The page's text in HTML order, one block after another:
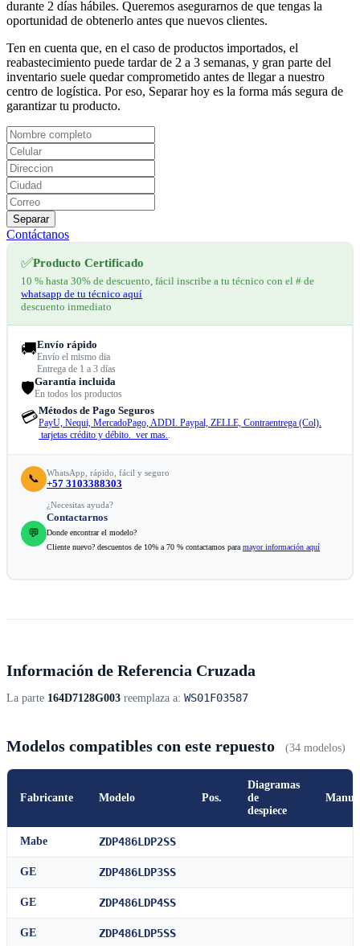
durante 2 días hábiles. Queremos asegurarnos de que tengas la
oportunidad de obtenerlo antes que nuevos clientes.
Ten en cuenta que, en el caso de productos importados, el
reabastecimiento puede tardar de 2 a 3 semanas, y gran parte del
inventario suele quedar comprometido antes de llegar a nuestro
centro de logística. Por eso, Separar hoy es la forma más segura de
garantizar tu producto.
Separar
Contáctanos
✅Producto Certificado
10 % hasta 30% de descuento, fácil inscribe a tu técnico con el # de
whatsapp de tu técnico aquí
descuento inmediato
🚚Envío rápido
Envío el mismo dia
Entrega de 1 a 3 días
🛡️Garantía incluida
En todos los productos
💳Métodos de Pago Seguros
PayU, Nequi, MercadoPago, ADDI. Paypal, ZELLE, Contraentrega (Col).
tarjetas crédito y débito. ver mas..
📞 WhatsApp, rápido, fácil y seguro
+57 3103388303
💬
¿Necesitas ayuda?
Contactarnos
Donde encontrar el modelo?
Cliente nuevo? descuentos de 10% a 70 % contactamos para mayor información aquí
Información de Referencia Cruzada
La parte 164D7128G003 reemplaza a: WS01F03587
Modelos compatibles con este repuesto (34 modelos)
Fabricante Modelo Pos.
Diagramas
de
despiece
Mabe ZDP486LDP2SS
GE ZDP486LDP3SS
GE ZDP486LDP4SS
GE ZDP486LDP5SS